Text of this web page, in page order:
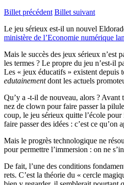
Billet précédent Billet suivant
Le jeu sérieux est-il un nouvel
ministère de l’Economie numérique
Mais le succès des jeux sérieux n’est
les termes ? Le propre du jeu n’est-il
Les « jeux éducatifs » existent depuis
edutainementdont les actuels
Qu’y a -t-il de nouveau, alors ? Avant
nez de clown pour faire passer la
coup, le jeu sérieux quitte l’école
faire passer des idées : c’est ce qu’on
Mais le progrès technologique ne
pour permettre l’immersion : on ne
De fait, l’une des conditions
rets. C’est la théorie du « cercle